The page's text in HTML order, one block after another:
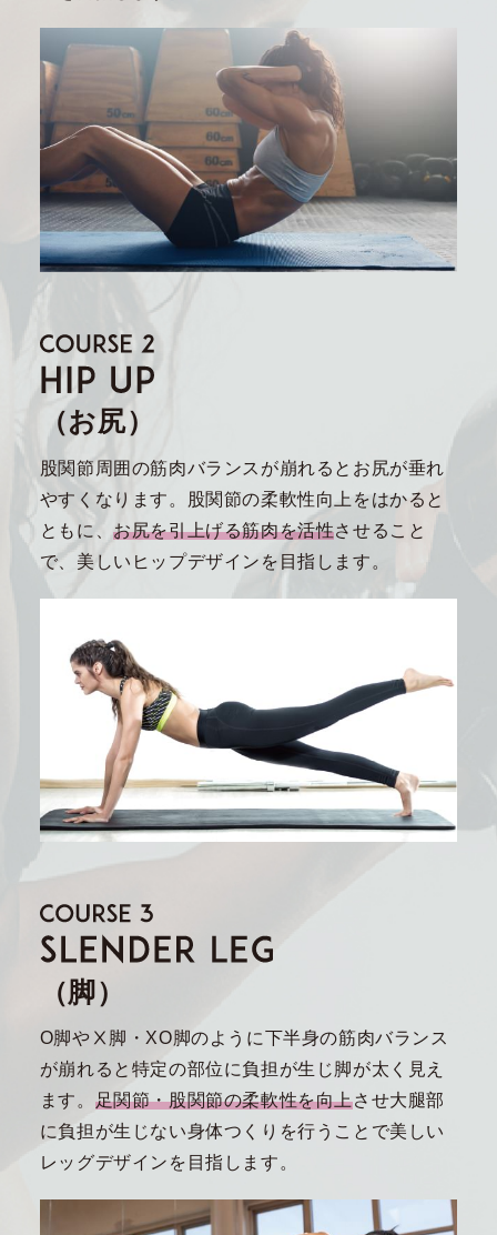
（お尻）
股関節周囲の筋肉バランスが崩れるとお尻が垂れ
やすくなります。股関節の柔軟性向上をはかると
ともに、お尻を引上げる筋肉を活性させること
で、美しいヒップデザインを目指します。
（脚）
O脚やⅩ脚・XO脚のように下半身の筋肉バランス
が崩れると特定の部位に負担が生じ脚が太く見え
ます。 足関節・股関節の柔軟性を向上させ大腿部
に負担が生じない身体つくりを行うことで美しい
レッグデザインを目指します。